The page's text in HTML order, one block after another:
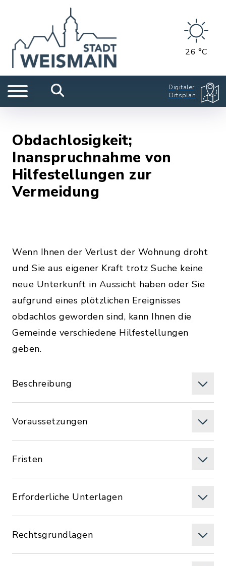
26 °C
Digitaler
Ortsplan
Obdachlosigkeit;
Inanspruchnahme von
Hilfestellungen zur
Vermeidung
Wenn Ihnen der Verlust der Wohnung droht
und Sie aus eigener Kraft trotz Suche keine
neue Unterkunft in Aussicht haben oder Sie
aufgrund eines plötzlichen Ereignisses
obdachlos geworden sind, kann Ihnen die
Gemeinde verschiedene Hilfestellungen
geben.
Beschreibung
Voraussetzungen
Fristen
Erforderliche Unterlagen
Rechtsgrundlagen